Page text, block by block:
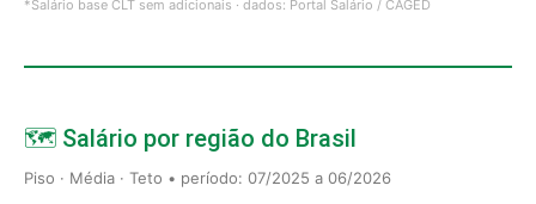
*Salário base CLT sem adicionais · dados: Portal Salário / CAGED
🗺️ Salário por região do Brasil
Piso · Média · Teto • período: 07/2025 a 06/2026